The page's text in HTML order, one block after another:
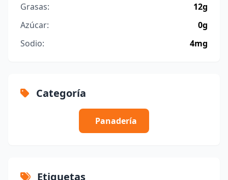
Grasas:
12g
Azúcar:
0g
Sodio:
4mg
Categoría
Panadería
Etiquetas